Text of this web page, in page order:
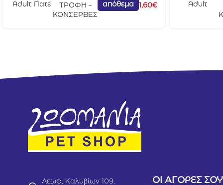
Adult Πατέ
ΤΡΟΦΗ -
ΚΟΝΣΕΡΒΕΣ
απόθεμα
1,60€
Adult
Λεωφ. Καλυβίων 109,
ΟΙ ΑΓΟΡΕΣ ΣΟΥ